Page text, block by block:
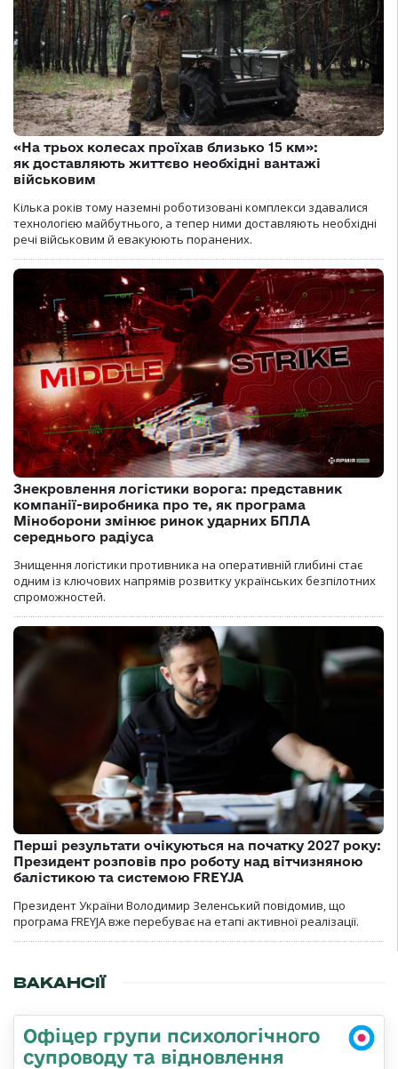
«На трьох колесах проїхав близько 15 км»:
як доставляють життєво необхідні вантажі
військовим
Кілька років тому наземні роботизовані комплекси здавалися
технологією майбутнього, а тепер ними доставляють необхідні
речі військовим й евакуюють поранених.
Знекровлення логістики ворога: представник
компанії-виробника про те, як програма
Міноборони змінює ринок ударних БПЛА
середнього радіуса
Знищення логістики противника на оперативній глибині стає
одним із ключових напрямів розвитку українських безпілотних
спроможностей.
Перші результати очікуються на початку 2027 року:
Президент розповів про роботу над вітчизняною
балістикою та системою FREYJA
Президент України Володимир Зеленський повідомив, що
програма FREYJA вже перебуває на етапі активної реалізації.
ВАКАНСІЇ
Офіцер групи психологічного
супроводу та відновлення